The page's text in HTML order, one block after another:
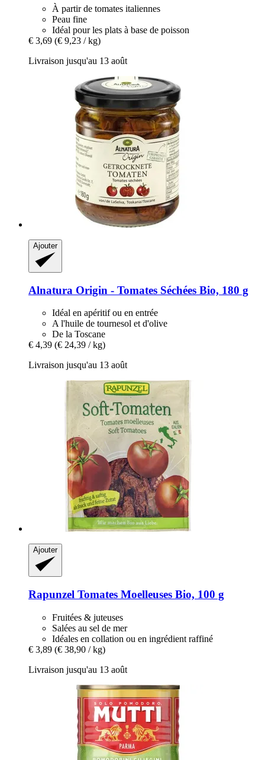
À partir de tomates italiennes
Peau fine
Idéal pour les plats à base de poisson
€ 3,69 (€ 9,23 / kg)
Livraison jusqu'au 13 août
Ajouter
Alnatura Origin -​ Tomates Séchées Bio, 180 g
Idéal en apéritif ou en entrée
A l'huile de tournesol et d'olive
De la Toscane
€ 4,39 (€ 24,39 / kg)
Livraison jusqu'au 13 août
Ajouter
Rapunzel Tomates Moelleuses Bio, 100 g
Fruitées & juteuses
Salées au sel de mer
Idéales en collation ou en ingrédient raffiné
€ 3,89 (€ 38,90 / kg)
Livraison jusqu'au 13 août